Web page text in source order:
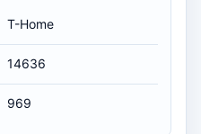
T-Home
14636
969